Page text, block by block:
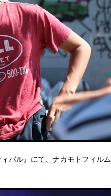
バル』にて、ナカモトフィル